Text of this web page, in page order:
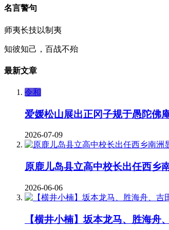
名言警句
师夷长技以制夷
知彼知己，百战不殆
最新文章
令和
爱媛松山展出正冈子规于愚陀佛
2026-07-09
原鹿儿岛县立高中校长出任西乡
2026-06-06
【横井小楠】坂本龙马、胜海